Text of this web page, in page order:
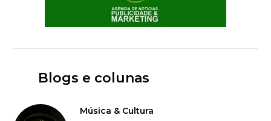
Blogs e colunas
Música & Cultura